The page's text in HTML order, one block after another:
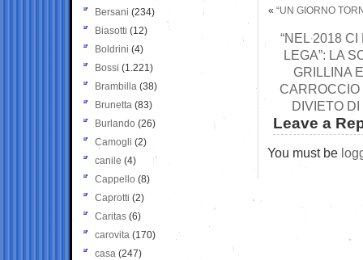
« “UN GIORNO
“NEL 2018
LEGA”: LA
GRILLINA
DIVIETO
Leave a
You must be
Bersani (234)
Biasotti (12)
Boldrini (4)
Bossi (1.221)
Brambilla (38)
Brunetta (83)
Burlando (26)
Camogli (2)
canile (4)
Cappello (8)
Caprotti (2)
Caritas (6)
carovita (170)
casa (247)